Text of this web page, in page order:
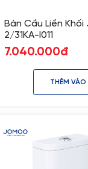
Bàn Cầu Liền Khối
2/31KA-I011
7.040.000đ
THÊM